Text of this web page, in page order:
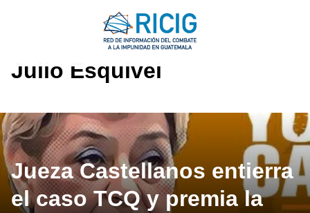
Julio Esquivel
Jueza Castellanos entierra
el caso TCQ y premia la